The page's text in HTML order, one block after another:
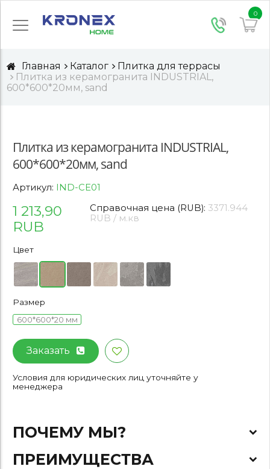
0
Главная Каталог
Плитка для террасы
Плитка из керамогранита INDUSTRIAL,
600*600*20мм, sand
Плитка из керамогранита INDUSTRIAL,
600*600*20мм, sand
Артикул: IND-CE01
1 213,90
RUB
Справочная цена (RUB): 3371.944
RUB / м.кв
Цвет
Размер
600*600*20 мм
Заказать
Условия для юридических лиц уточняйте у
менеджера
ПОЧЕМУ МЫ?
ПРЕИМУЩЕСТВА